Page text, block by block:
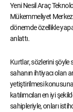
Yeni Nesil Araç
Mükemmeliyet
dönemde özellikle
anlattı.
Kurtlar, sözlerini şöyle
sahanın ihtiyacı olan
yetiştirilmesi
katılımcıları en iyi
sahipleriyle, onları